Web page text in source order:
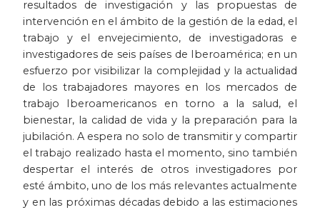
resultados de investigación y las propuestas de
intervención en el ámbito de la gestión de la edad, el
trabajo y el envejecimiento, de investigadoras e
investigadores de seis países de Iberoamérica; en un
esfuerzo por visibilizar la complejidad y la actualidad
de los trabajadores mayores en los mercados de
trabajo Iberoamericanos en torno a la salud, el
bienestar, la calidad de vida y la preparación para la
jubilación. A espera no solo de transmitir y compartir
el trabajo realizado hasta el momento, sino también
despertar el interés de otros investigadores por
esté ámbito, uno de los más relevantes actualmente
y en las próximas décadas debido a las estimaciones